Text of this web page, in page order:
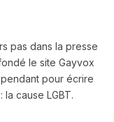
pas dans la presse
le site Gayvox
pour écrire
cause LGBT.